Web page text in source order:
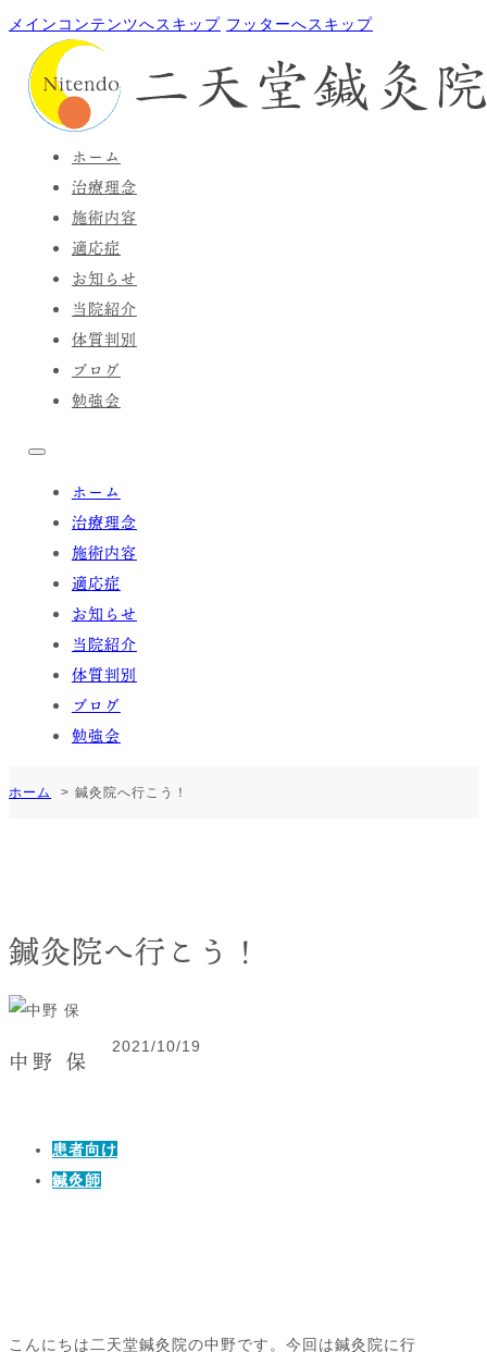
メインコンテンツへスキップ フッターへスキップ
ホーム
治療理念
施術内容
適応症
お知らせ
当院紹介
体質判別
ブログ
勉強会
ホーム
治療理念
施術内容
適応症
お知らせ
当院紹介
体質判別
ブログ
勉強会
ホーム 鍼灸院へ行こう！
鍼灸院へ行こう！
中野 保
2021/10/19
患者向け
鍼灸師
こんにちは二天堂鍼灸院の中野です。今回は鍼灸院に行